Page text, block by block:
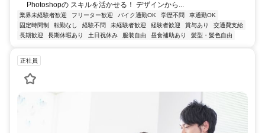
Photoshopの スキルを活かせる！ デザインから...
業界未経験者歓迎 フリーター歓迎 バイク通勤OK 学歴不問
車通勤OK
固定時間制
転勤なし 経験不問 未経験者歓迎 経験者歓迎 賞与あり
交通費支給
長期歓迎
長期休暇あり 土日祝休み 服装自由 昼食補助あり 髪型・髪色自由
正社員